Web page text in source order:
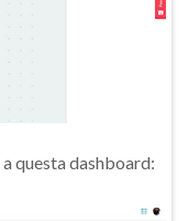
questa dashboard: